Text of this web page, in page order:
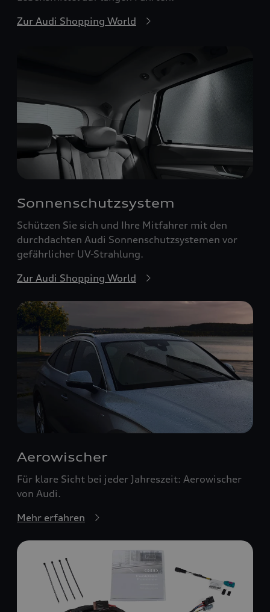
Zur Audi Shopping World
Sonnenschutzsystem
Schützen Sie sich und Ihre Mitfahrer mit den
durchdachten Audi Sonnenschutzsystemen vor
gefährlicher UV-Strahlung.
Zur Audi Shopping World
Aerowischer
Für klare Sicht bei jeder Jahreszeit: Aerowischer
von Audi.
Mehr erfahren